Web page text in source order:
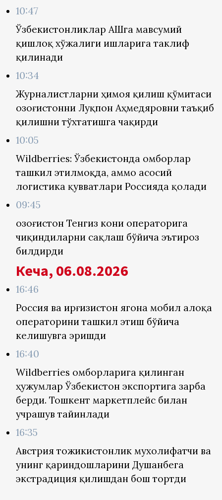
10:47
Ўзбекистонликлар АҚШга мавсумий
қишлоқ хўжалиги ишларига таклиф
қилинади
10:34
Журналистларни ҳимоя қилиш қўмитаси
Қозоғистонни Луқпон Аҳмедяровни таъқиб
қилишни тўхтатишга чақирди
10:05
Wildberries: Ўзбекистонда омборлар
ташкил этилмоқда, аммо асосий
логистика қувватлари Россияда қолади
09:45
Қозоғистон Тенгиз кони операторига
чиқиндиларни сақлаш бўйича эътироз
билдирди
Кеча, 06.08.2026
16:46
Россия ва Қирғизистон ягона мобил алоқа
операторини ташкил этиш бўйича
келишувга эришди
16:40
Wildberries омборларига қилинган
ҳужумлар Ўзбекистон экспортига зарба
берди. Тошкент маркетплейс билан
учрашув тайинлади
16:35
Австрия тожикистонлик мухолифатчи ва
унинг қариндошларини Душанбега
экстрадиция қилишдан бош тортди